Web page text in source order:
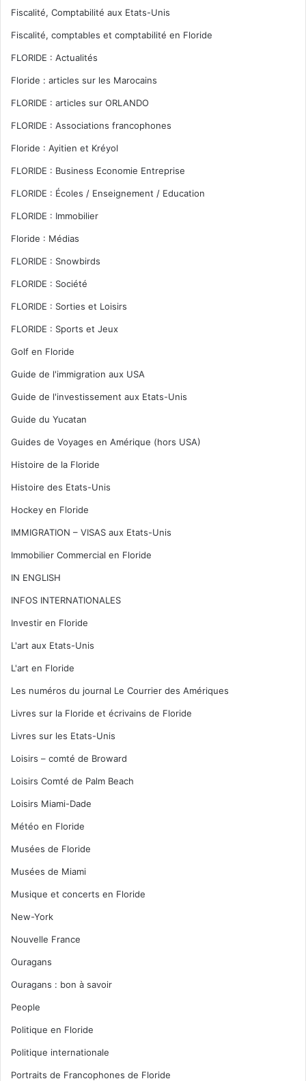
Fiscalité, Comptabilité aux Etats-Unis
Fiscalité, comptables et comptabilité en Floride
FLORIDE : Actualités
Floride : articles sur les Marocains
FLORIDE : articles sur ORLANDO
FLORIDE : Associations francophones
Floride : Ayitien et Kréyol
FLORIDE : Business Economie Entreprise
FLORIDE : Écoles / Enseignement / Education
FLORIDE : Immobilier
Floride : Médias
FLORIDE : Snowbirds
FLORIDE : Société
FLORIDE : Sorties et Loisirs
FLORIDE : Sports et Jeux
Golf en Floride
Guide de l'immigration aux USA
Guide de l'investissement aux Etats-Unis
Guide du Yucatan
Guides de Voyages en Amérique (hors USA)
Histoire de la Floride
Histoire des Etats-Unis
Hockey en Floride
IMMIGRATION – VISAS aux Etats-Unis
Immobilier Commercial en Floride
IN ENGLISH
INFOS INTERNATIONALES
Investir en Floride
L'art aux Etats-Unis
L'art en Floride
Les numéros du journal Le Courrier des Amériques
Livres sur la Floride et écrivains de Floride
Livres sur les Etats-Unis
Loisirs – comté de Broward
Loisirs Comté de Palm Beach
Loisirs Miami-Dade
Météo en Floride
Musées de Floride
Musées de Miami
Musique et concerts en Floride
New-York
Nouvelle France
Ouragans
Ouragans : bon à savoir
People
Politique en Floride
Politique internationale
Portraits de Francophones de Floride